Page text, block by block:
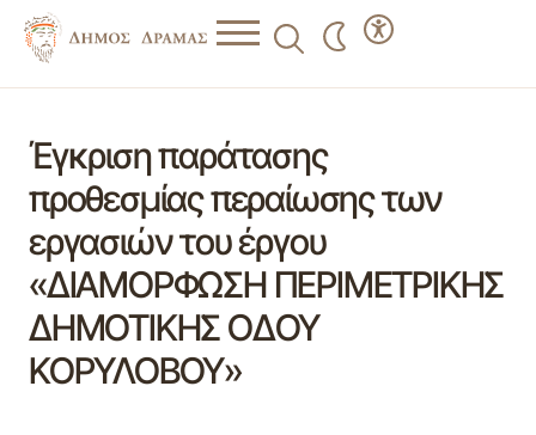
Έγκριση παράτασης
προθεσμίας περαίωσης των
εργασιών του έργου
«ΔΙΑΜΟΡΦΩΣΗ ΠΕΡΙΜΕΤΡΙΚΗΣ
ΔΗΜΟΤΙΚΗΣ ΟΔΟΥ
ΚΟΡΥΛΟΒΟΥ»